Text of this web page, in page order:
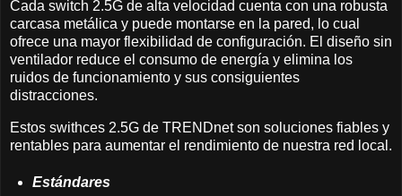
Cada switch 2.5G de alta velocidad cuenta con una robusta
carcasa metálica y puede montarse en la pared, lo cual
ofrece una mayor flexibilidad de configuración. El diseño sin
ventilador reduce el consumo de energía y elimina los
ruidos de funcionamiento y sus consiguientes
distracciones.
Estos swithces 2.5G de TRENDnet son soluciones fiables y
rentables para aumentar el rendimiento de nuestra red local.
Estándares